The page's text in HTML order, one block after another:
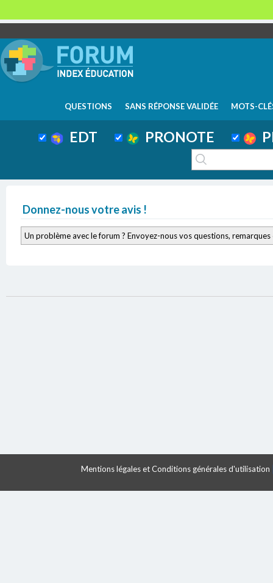
QUESTIONS SANS RÉPONSE VALIDÉE MOTS-
EDT PRONOTE
Donnez-nous votre avis !
Un problème avec le forum ? Envoyez-nous vos questions,
Mentions légales et Conditions générales d'utilisation